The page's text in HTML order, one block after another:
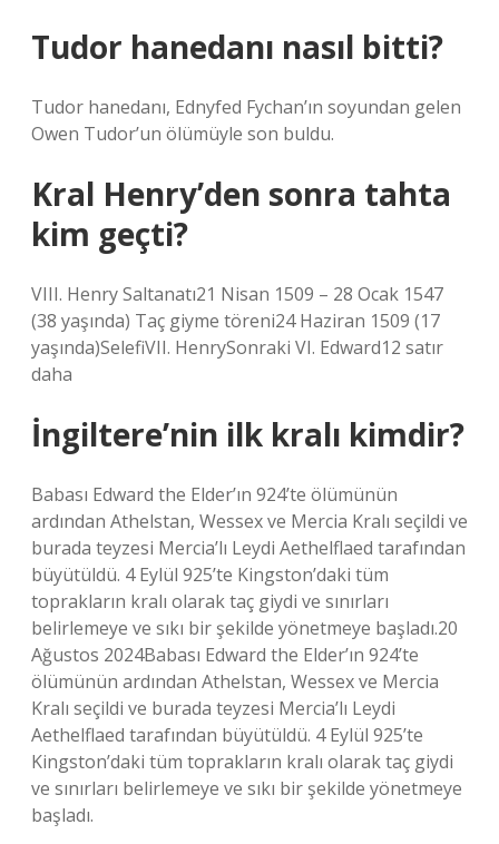
Tudor hanedanı nasıl bitti?
Tudor hanedanı, Ednyfed Fychan’ın soyundan gelen
Owen Tudor’un ölümüyle son buldu.
Kral Henry’den sonra tahta
kim geçti?
VIII. Henry Saltanatı21 Nisan 1509 – 28 Ocak 1547
(38 yaşında) Taç giyme töreni24 Haziran 1509 (17
yaşında)SelefiVII. HenrySonraki VI. Edward12 satır
daha
İngiltere’nin ilk kralı kimdir?
Babası Edward the Elder’ın 924’te ölümünün
ardından Athelstan, Wessex ve Mercia Kralı seçildi ve
burada teyzesi Mercia’lı Leydi Aethelflaed tarafından
büyütüldü. 4 Eylül 925’te Kingston’daki tüm
toprakların kralı olarak taç giydi ve sınırları
belirlemeye ve sıkı bir şekilde yönetmeye başladı.20
Ağustos 2024Babası Edward the Elder’ın 924’te
ölümünün ardından Athelstan, Wessex ve Mercia
Kralı seçildi ve burada teyzesi Mercia’lı Leydi
Aethelflaed tarafından büyütüldü. 4 Eylül 925’te
Kingston’daki tüm toprakların kralı olarak taç giydi
ve sınırları belirlemeye ve sıkı bir şekilde yönetmeye
başladı.